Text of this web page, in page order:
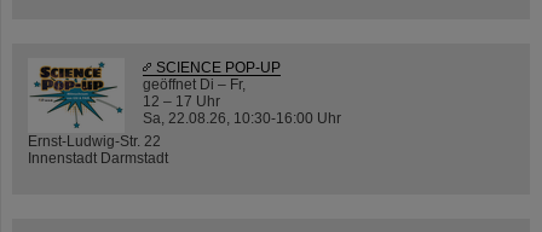
SCIENCE POP-UP
geöffnet Di – Fr,
12 – 17 Uhr
Sa, 22.08.26, 10:30-16:00 Uhr
Ernst-Ludwig-Str. 22
Innenstadt Darmstadt